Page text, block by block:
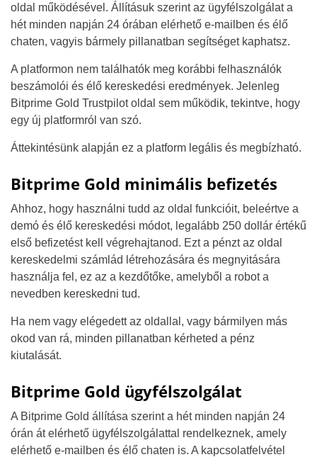
oldal működésével. Állításuk szerint az ügyfélszolgálat a
hét minden napján 24 órában elérhető e-mailben és élő
chaten, vagyis bármely pillanatban segítséget kaphatsz.
A platformon nem találhatók meg korábbi felhasználók
beszámolói és élő kereskedési eredmények. Jelenleg
Bitprime Gold Trustpilot oldal sem működik, tekintve, hogy
egy új platformról van szó.
Áttekintésünk alapján ez a platform legális és megbízható.
Bitprime Gold minimális befizetés
Ahhoz, hogy használni tudd az oldal funkcióit, beleértve a
demó és élő kereskedési módot, legalább 250 dollár értékű
első befizetést kell végrehajtanod. Ezt a pénzt az oldal
kereskedelmi számlád létrehozására és megnyitására
használja fel, ez az a kezdőtőke, amelyből a robot a
nevedben kereskedni tud.
Ha nem vagy elégedett az oldallal, vagy bármilyen más
okod van rá, minden pillanatban kérheted a pénz
kiutalását.
Bitprime Gold ügyfélszolgálat
A Bitprime Gold állítása szerint a hét minden napján 24
órán át elérhető ügyfélszolgálattal rendelkeznek, amely
elérhető e-mailben és élő chaten is. A kapcsolatfelvétel